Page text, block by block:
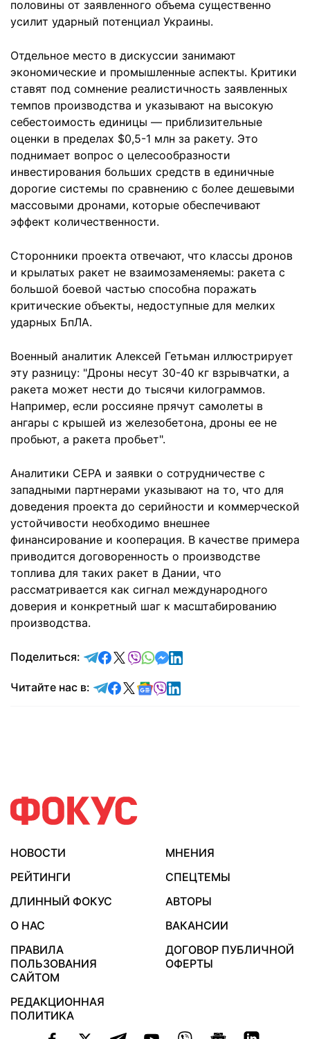
половины от заявленного объема существенно
усилит ударный потенциал Украины.
Отдельное место в дискуссии занимают
экономические и промышленные аспекты. Критики
ставят под сомнение реалистичность заявленных
темпов производства и указывают на высокую
себестоимость единицы — приблизительные
оценки в пределах $0,5-1 млн за ракету. Это
поднимает вопрос о целесообразности
инвестирования больших средств в единичные
дорогие системы по сравнению с более дешевыми
массовыми дронами, которые обеспечивают
эффект количественности.
Сторонники проекта отвечают, что классы дронов
и крылатых ракет не взаимозаменяемы: ракета с
большой боевой частью способна поражать
критические объекты, недоступные для мелких
ударных БпЛА.
Военный аналитик Алексей Гетьман иллюстрирует
эту разницу: "Дроны несут 30-40 кг взрывчатки, а
ракета может нести до тысячи килограммов.
Например, если россияне прячут самолеты в
ангары с крышей из железобетона, дроны ее не
пробьют, а ракета пробьет".
Аналитики CEPA и заявки о сотрудничестве с
западными партнерами указывают на то, что для
доведения проекта до серийности и коммерческой
устойчивости необходимо внешнее
финансирование и кооперация. В качестве примера
приводится договоренность о производстве
топлива для таких ракет в Дании, что
рассматривается как сигнал международного
доверия и конкретный шаг к масштабированию
производства.
Поделиться: отправить в Telegram
поделиться в Facebook
поделиться в X
отправить в Viber
отправить в Whatsapp
отправить в Messenger
отправить в LinkedIn
Читайте нас в: Читайте в Telegram
Читайте в Facebook
Читайте в X
Читайте в Google news
Читайте в Viber
Читайте в LinkedIn
НОВОСТИ
МНЕНИЯ
РЕЙТИНГИ
СПЕЦТЕМЫ
ДЛИННЫЙ ФОКУС
АВТОРЫ
О НАС
ВАКАНСИИ
ПРАВИЛА
ПОЛЬЗОВАНИЯ
САЙТОМ
ДОГОВОР ПУБЛИЧНОЙ
ОФЕРТЫ
РЕДАКЦИОННАЯ
ПОЛИТИКА